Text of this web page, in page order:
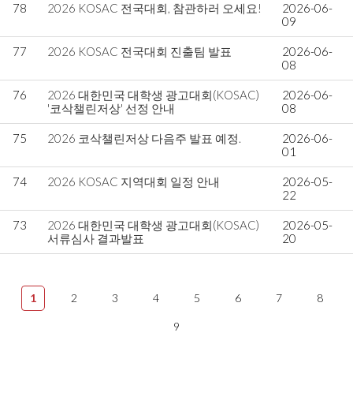
78 2026 KOSAC 전국대회, 참관하러 오세요!
2026-06-
09
77 2026 KOSAC 전국대회 진출팀 발표
2026-06-
08
76
2026 대한민국 대학생 광고대회(KOSAC)
'코삭챌린저상' 선정 안내
2026-06-
08
75 2026 코삭챌린저상 다음주 발표 예정.
2026-06-
01
74 2026 KOSAC 지역대회 일정 안내
2026-05-
22
73
2026 대한민국 대학생 광고대회(KOSAC)
서류심사 결과발표
2026-05-
20
1 2 3 4 5 6 7 8
9